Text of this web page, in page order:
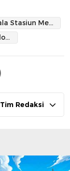
Kepala Stasiun Meteorologi Maritim Ambon
Stasiun Meteorologi Maritim Ambon
Tim Redaksi